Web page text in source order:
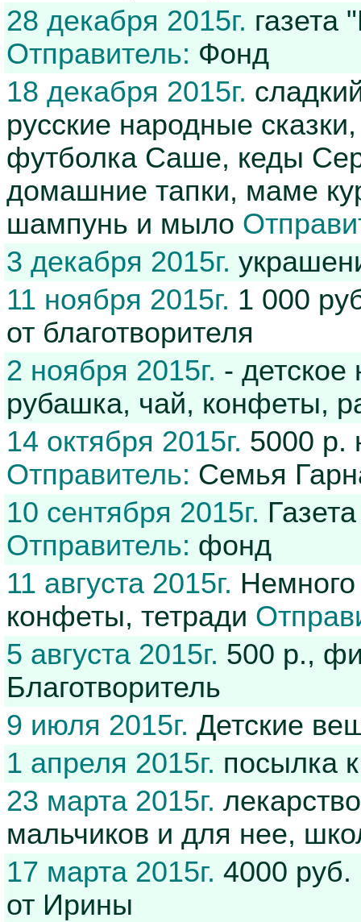
28 декабря 2015г. газета
Отправитель: Фонд
18 декабря 2015г.
русские народные
футболка Саше, кеды
домашние тапки, маме
шампунь и мыло
3 декабря 2015г.
11 ноября 2015г. 1 000
от благотворителя
2 ноября 2015г. -
рубашка, чай, конфеты,
14 октября 2015г. 5000 р.
Отправитель: Семья
10 сентября 2015г.
Отправитель: фонд
11 августа 2015г.
конфеты, тетради
5 августа 2015г. 500 р.,
Благотворитель
9 июля 2015г. Детские
1 апреля 2015г. посылка
23 марта 2015г.
мальчиков и для нее,
17 марта 2015г. 4000
от Ирины